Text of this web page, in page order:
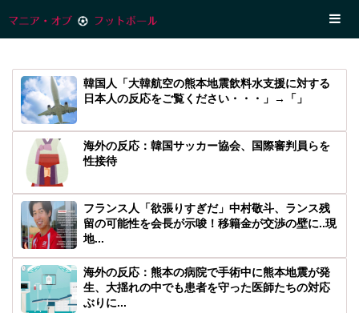
韓国人「大韓航空の熊本地震飲料水支援に対する
日本人の反応をご覧ください・・・」→「」
海外の反応：韓国サッカー協会、国際審判員らを
性接待
フランス人「欲張りすぎだ」中村敬斗、ランス残
留の可能性を会長が示唆！移籍金が交渉の壁に..現
地...
海外の反応：熊本の病院で手術中に熊本地震が発
生、大揺れの中でも患者を守った医師たちの対応
ぶりに...